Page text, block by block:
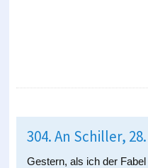
304. An Schiller,
Gestern, als ich der